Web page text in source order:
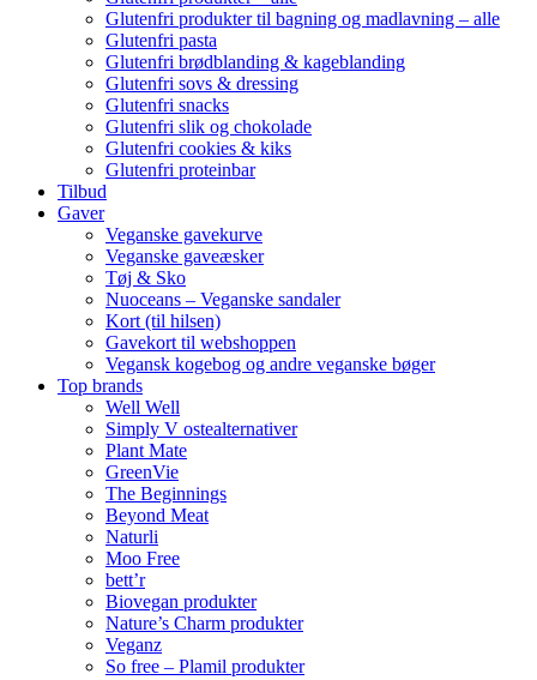
Glutenfri produkter til bagning og madlavning – alle
Glutenfri pasta
Glutenfri brødblanding & kageblanding
Glutenfri sovs & dressing
Glutenfri snacks
Glutenfri slik og chokolade
Glutenfri cookies & kiks
Glutenfri proteinbar
Tilbud
Gaver
Veganske gavekurve
Veganske gaveæsker
Tøj & Sko
Nuoceans – Veganske sandaler
Kort (til hilsen)
Gavekort til webshoppen
Vegansk kogebog og andre veganske bøger
Top brands
Well Well
Simply V ostealternativer
Plant Mate
GreenVie
The Beginnings
Beyond Meat
Naturli
Moo Free
bett’r
Biovegan produkter
Nature’s Charm produkter
Veganz
So free – Plamil produkter